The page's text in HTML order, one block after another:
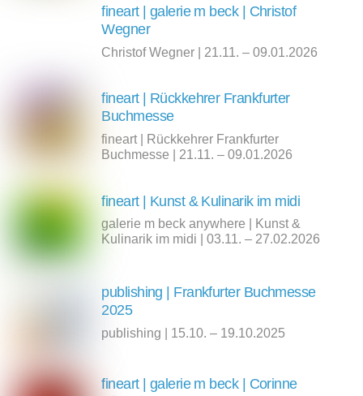
fineart | galerie m beck | Christof
Wegner
Christof Wegner | 21.11. – 09.01.2026
fineart | Rückkehrer Frankfurter
Buchmesse
fineart | Rückkehrer Frankfurter
Buchmesse | 21.11. – 09.01.2026
fineart | Kunst & Kulinarik im midi
galerie m beck anywhere | Kunst &
Kulinarik im midi | 03.11. – 27.02.2026
publishing | Frankfurter Buchmesse
2025
publishing | 15.10. – 19.10.2025
fineart | galerie m beck | Corinne